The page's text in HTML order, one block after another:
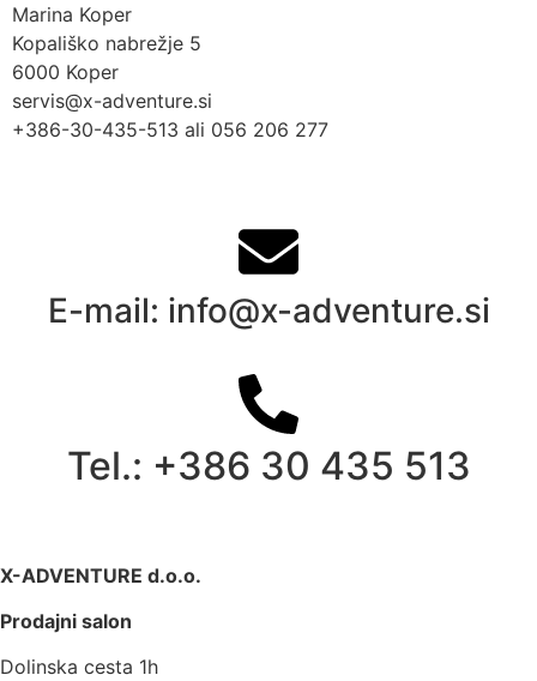
Marina Koper
Kopališko nabrežje 5
6000 Koper
servis@x-adventure.si
+386-30-435-513 ali 056 206 277
E-mail: info@x-adventure.si
Tel.: +386 30 435 513
X-ADVENTURE d.o.o.
Prodajni salon
Dolinska cesta 1h